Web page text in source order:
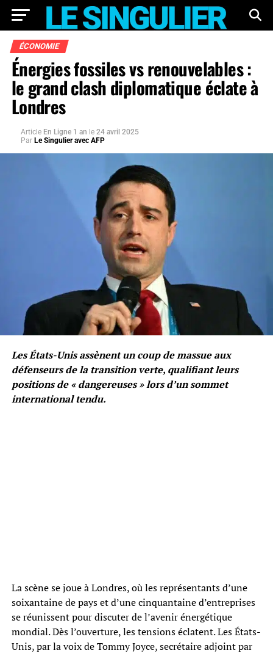
ÉCONOMIE
Énergies fossiles vs renouvelables :
le grand clash diplomatique éclate à
Londres
Article En Ligne 1 an le 24 avril 2025
Par Le Singulier avec AFP
Les États-Unis assènent un coup de massue aux
défenseurs de la transition verte, qualifiant leurs
positions de « dangereuses » lors d’un sommet
international tendu.
La scène se joue à Londres, où les représentants d’une
soixantaine de pays et d’une cinquantaine d’entreprises
se réunissent pour discuter de l’avenir énergétique
mondial. Dès l’ouverture, les tensions éclatent. Les États-
Unis, par la voix de Tommy Joyce, secrétaire adjoint par